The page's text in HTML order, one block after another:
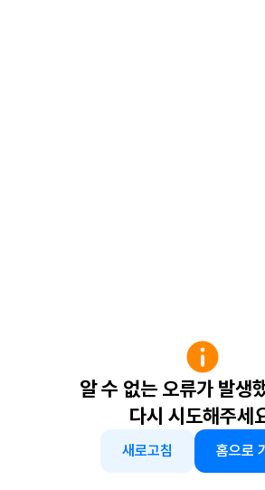
알 수 없는 오류가 발생
다시 시도해주세
새로고침 홈으로